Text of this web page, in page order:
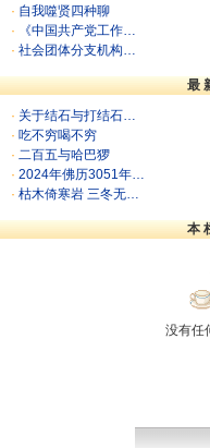
· 自我噬贤四种聊
·
《中国共产党工作…
· 社会团体分支机构…
最
· 关于结石与打结石…
· 吃不穷喝不穷
· 二百五与哈巴猡
· 2024年佛历3051年…
· 枯木倚寒岩 三冬无…
本
没有任